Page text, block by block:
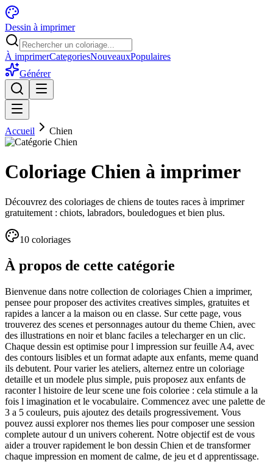
Dessin à imprimer
À imprimerCategoriesNouveauxPopulaires
Générer
Accueil Chien
Coloriage Chien à imprimer
Découvrez des coloriages de chiens de toutes races à imprimer
gratuitement : chiots, labradors, bouledogues et bien plus.
10 coloriages
À propos de cette catégorie
Bienvenue dans notre collection de coloriages Chien a imprimer,
pensee pour proposer des activites creatives simples, gratuites et
rapides a lancer a la maison ou en classe. Sur cette page, vous
trouverez des scenes et personnages autour du theme Chien, avec
des illustrations en noir et blanc faciles a telecharger en un clic.
Chaque dessin est optimise pour l impression sur feuille A4, avec
des contours lisibles et un format adapte aux enfants, meme quand
ils debutent. Pour varier les ateliers, alternez entre un coloriage
detaille et un modele plus simple, puis proposez aux enfants de
raconter l histoire de leur scene une fois coloriee : cela stimule a la
fois l imagination et le vocabulaire. Commencez avec une palette de
3 a 5 couleurs, puis ajoutez des details progressivement. Vous
pouvez aussi explorer nos themes lies pour composer une session
complete autour d un univers coherent. Notre objectif est de vous
aider a trouver rapidement le bon dessin Chien et de transformer
chaque impression en moment de calme, de jeu et d apprentissage.